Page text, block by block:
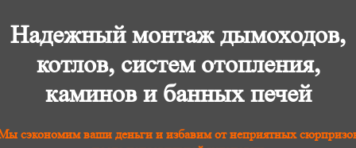
Надежный монтаж дымоходов,
котлов, систем отопления,
каминов и банных печей
сэкономим ваши деньги и избавим от неприятных